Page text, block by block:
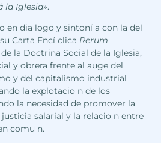
la Iglesia».
en dia logo y sintoní a con la del
Carta Encí clica Rerum
de la Doctrina Social de la Iglesia,
y obrera frente al auge del
y del capitalismo industrial
la explotacio n de los
la necesidad de promover la
salarial y la relacio n entre
comu n.